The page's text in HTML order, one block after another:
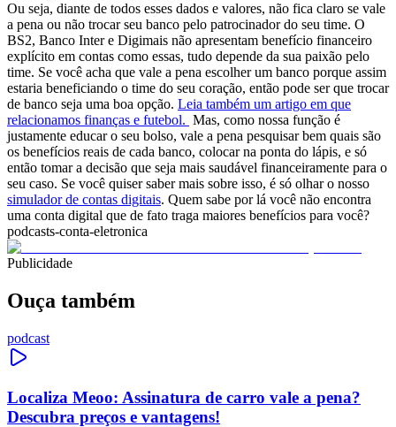
Ou seja, diante de todos esses dados e valores, não fica claro se vale
a pena ou não trocar seu banco pelo patrocinador do seu time. O
BS2, Banco Inter e Digimais não apresentam benefício financeiro
explícito em contas como essas, tudo depende da sua paixão pelo
time. Se você acha que vale a pena escolher um banco porque assim
estaria beneficiando o time do seu coração, então pode ser que trocar
de banco seja uma boa opção. Leia também um artigo em que
relacionamos finanças e futebol. Mas, como nossa função é
justamente educar o seu bolso, vale a pena pesquisar bem quais são
os benefícios reais de cada banco, colocar na ponta do lápis, e só
então tomar a decisão que seja mais saudável financeiramente para o
seu caso. Se você quiser saber mais sobre isso, é só olhar o nosso
simulador de contas digitais. Quem sabe por lá você não encontra
uma conta digital que de fato traga maiores benefícios para você?
podcasts-conta-eletronica
Publicidade
Ouça também
podcast
Localiza Meoo: Assinatura de carro vale a pena?
Descubra preços e vantagens!